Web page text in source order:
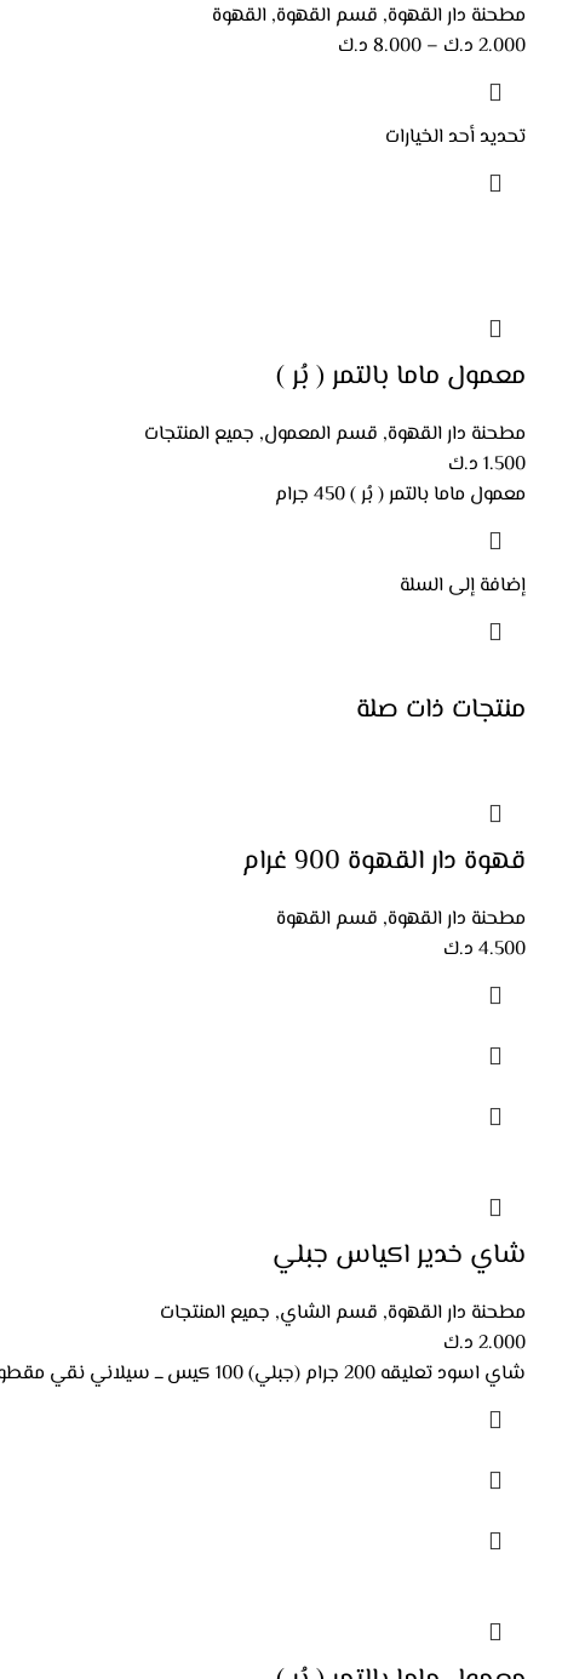
مطحنة دار القهوة, قسم القهوة, القهوة
2.000 د.ك –
8.000 د.ك
تحديد أحد الخيارات
معمول ماما بالتمر ( بُر )
مطحنة دار القهوة, قسم المعمول, جميع المنتجات
1.500 د.ك
معمول ماما بالتمر ( بُر ) 450 جرام
إضافة إلى السلة
منتجات ذات صلة
قهوة دار القهوة 900 غرام
مطحنة دار القهوة, قسم القهوة
4.500 د.ك
شاي خدير اكياس جبلي
مطحنة دار القهوة, قسم الشاي, جميع المنتجات
2.000 د.ك
شاي اسود تعليقه 200 جرام (جبلي) 100 كيس ـــ سيلاني نقي مقطوف يدويا ـ